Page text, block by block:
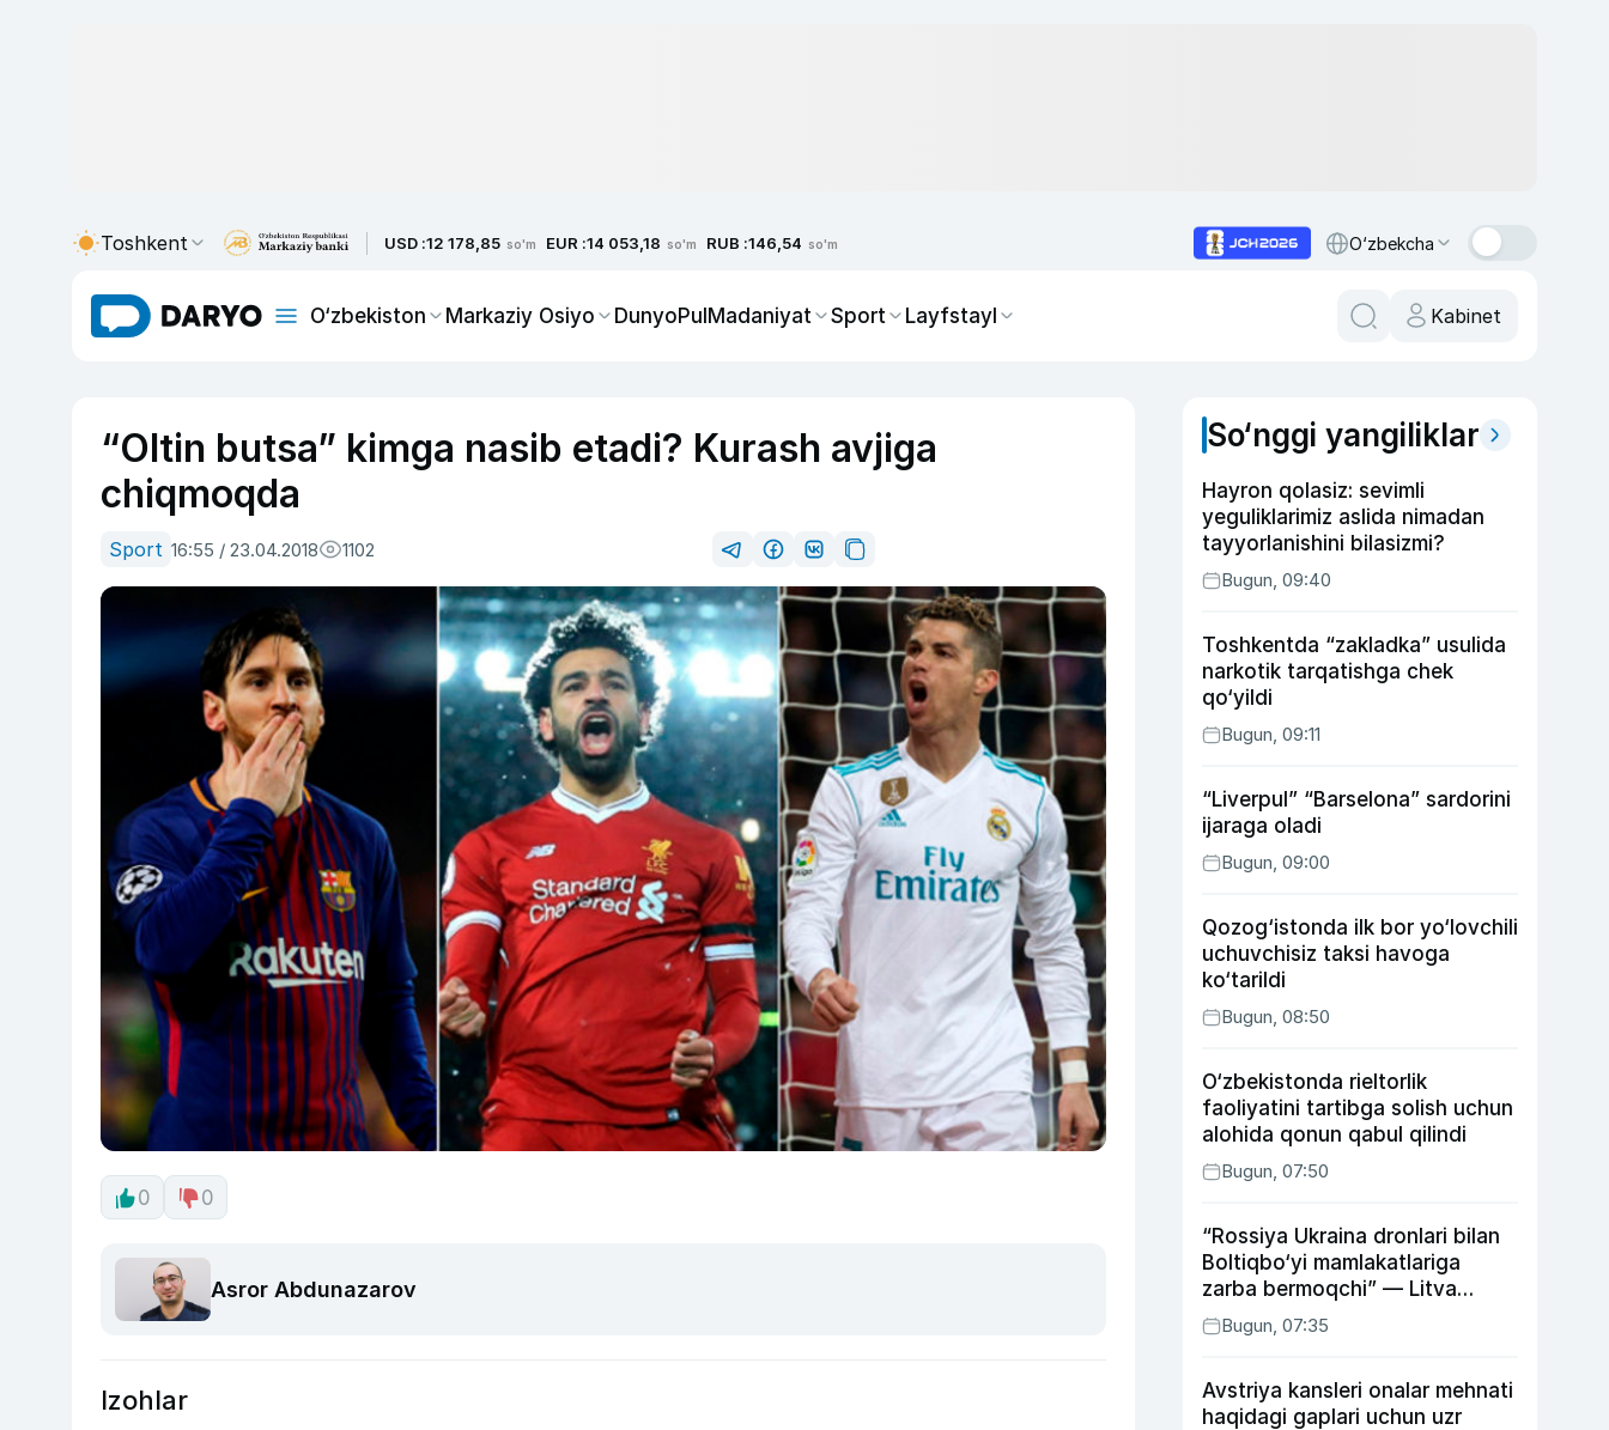
Toshkent USD :12 178,85 so'm EUR :14 053,18 so'm RUB :146,54 so'm O‘zbekcha
O‘zbekiston Markaziy Osiyo DunyoPulMadaniyat Sport Layfstayl Kabinet
“Oltin butsa” kimga nasib etadi? Kurash avjiga
chiqmoqda
Sport 16:55 / 23.04.2018 1102
0 0
Asror Abdunazarov
Izohlar
So‘nggi yangiliklar
Hayron qolasiz: sevimli
yeguliklarimiz aslida nimadan
tayyorlanishini bilasizmi?
Bugun, 09:40
Toshkentda “zakladka” usulida
narkotik tarqatishga chek
qo‘yildi
Bugun, 09:11
“Liverpul” “Barselona” sardorini
ijaraga oladi
Bugun, 09:00
Qozog‘istonda ilk bor yo‘lovchili
uchuvchisiz taksi havoga
ko‘tarildi
Bugun, 08:50
O‘zbekistonda rieltorlik
faoliyatini tartibga solish uchun
alohida qonun qabul qilindi
Bugun, 07:50
“Rossiya Ukraina dronlari bilan
Boltiqbo‘yi mamlakatlariga
zarba bermoqchi” — Litva
mudofaa vaziri
Bugun, 07:35
Avstriya kansleri onalar mehnati
haqidagi gaplari uchun uzr